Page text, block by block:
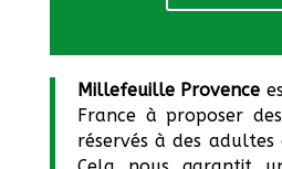
Millefeuille Provence
France à proposer
réservés à des